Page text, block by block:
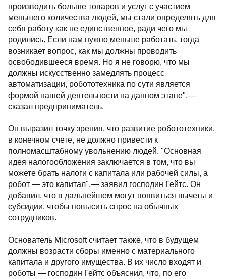
производить больше товаров и услуг с участием
меньшего количества людей, мы стали определять для
себя работу как не единственное, ради чего мы
родились. Если нам нужно меньше работать, тогда
возникает вопрос, как мы должны проводить
освободившееся время. Но я не говорю, что мы
должны искусственно замедлять процесс
автоматизации, робототехника по сути является
формой нашей деятельности на данном этапе",—
сказал предприниматель.
Он выразил точку зрения, что развитие робототехники,
в конечном счете, не должно привести к
полномасштабному увольнению людей. "Основная
идея налогообложения заключается в том, что вы
можете брать налоги с капитала или рабочей силы, а
робот — это капитал",— заявил господин Гейтс. Он
добавил, что в дальнейшем могут появиться вычеты и
субсидии, чтобы повысить спрос на обычных
сотрудников.
Основатель Microsoft считает также, что в будущем
должны возрасти сборы именно с материального
капитала и другого имущества. В их число входят и
роботы — господин Гейтс объяснил, что, по его